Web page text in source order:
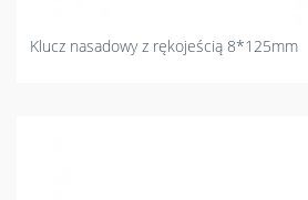
Klucz nasadowy z rękojeścią 8*125mm